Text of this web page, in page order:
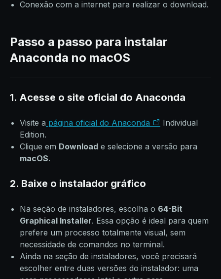
Conexão com a internet para realizar o download.
Passo a passo para instalar
Anaconda no macOS
1. Acesse o site oficial do Anaconda
Visite a página oficial do Anaconda
Individual
Edition.
Clique em Download e selecione a versão para
macOS.
2. Baixe o instalador gráfico
Na seção de instaladores, escolha o 64-Bit
Graphical Installer. Essa opção é ideal para quem
prefere um processo totalmente visual, sem
necessidade de comandos no terminal.
Ainda na seção de instaladores, você precisará
escolher entre duas versões do instalador: uma